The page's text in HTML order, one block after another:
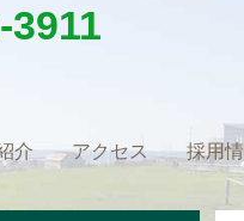
3911
介 アクセス 採用